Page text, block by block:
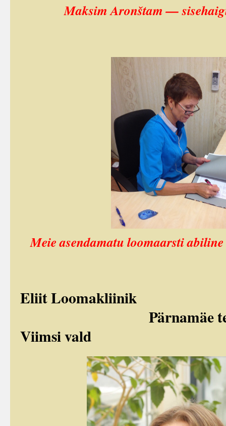
Maksim Aronštam —
Meie asendamatu loomaarsti
Eliit
Pärnamäe tee
Viimsi vald